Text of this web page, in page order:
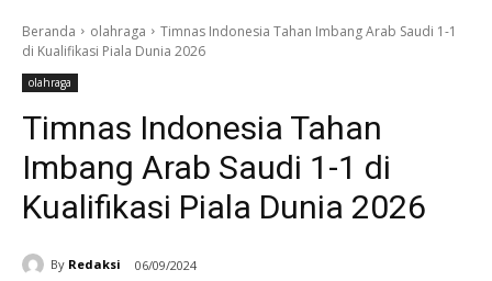
Beranda olahraga
Timnas Indonesia Tahan Imbang Arab Saudi 1-1
di Kualifikasi Piala Dunia 2026
olahraga
Timnas Indonesia Tahan
Imbang Arab Saudi 1-1 di
Kualifikasi Piala Dunia 2026
By Redaksi 06/09/2024